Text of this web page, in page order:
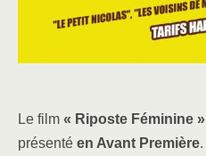
Le film « Riposte Féminine »
présenté en Avant Première.